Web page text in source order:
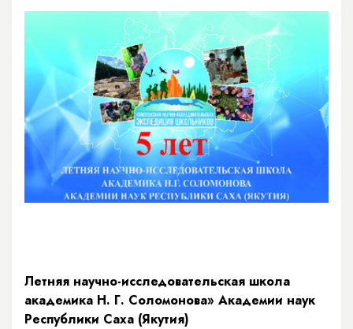
Летняя научно-исследовательская школа
академика Н. Г. Соломонова» Академии наук
Республики Саха (Якутия)